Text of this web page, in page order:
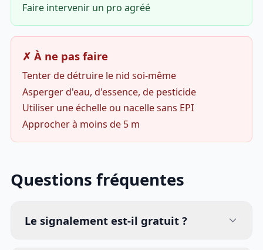
Faire intervenir un pro agréé
✗ À ne pas faire
Tenter de détruire le nid soi-même
Asperger d'eau, d'essence, de pesticide
Utiliser une échelle ou nacelle sans EPI
Approcher à moins de 5 m
Questions fréquentes
Le signalement est-il gratuit ?